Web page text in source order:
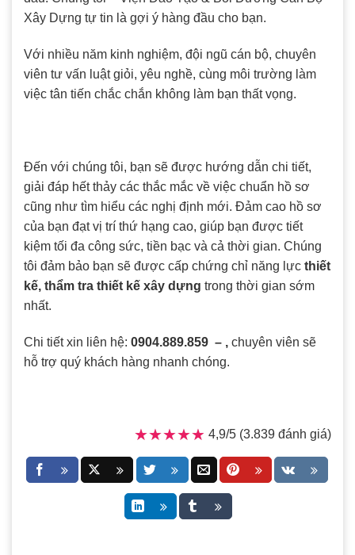
Xây Dựng tự tin là gợi ý hàng đầu cho bạn.
Với nhiều năm kinh nghiệm, đội ngũ cán bộ, chuyên
viên tư vấn luật giỏi, yêu nghề, cùng môi trường làm
việc tân tiến chắc chắn không làm bạn thất vọng.
Đến với chúng tôi, bạn sẽ được hướng dẫn chi tiết,
giải đáp hết thảy các thắc mắc về việc chuẩn hồ sơ
cũng như tìm hiểu các nghị định mới. Đảm cao hồ sơ
của bạn đạt vị trí thứ hạng cao, giúp bạn được tiết
kiệm tối đa công sức, tiền bạc và cả thời gian. Chúng
tôi đảm bảo bạn sẽ được cấp chứng chỉ năng lực thiết
kế, thẩm tra thiết kế xây dựng trong thời gian sớm
nhất.
Chi tiết xin liên hệ: 0904.889.859 – , chuyên viên sẽ
hỗ trợ quý khách hàng nhanh chóng.
★★★★★
★★★★★ 4,9/5 (3.839 đánh giá)